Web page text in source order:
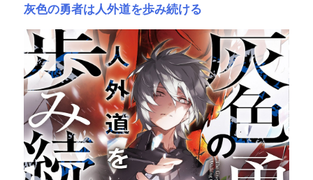
灰色の勇者は人外道を歩み続ける